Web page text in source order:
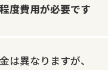
度費用が必要です
は異なりますが、